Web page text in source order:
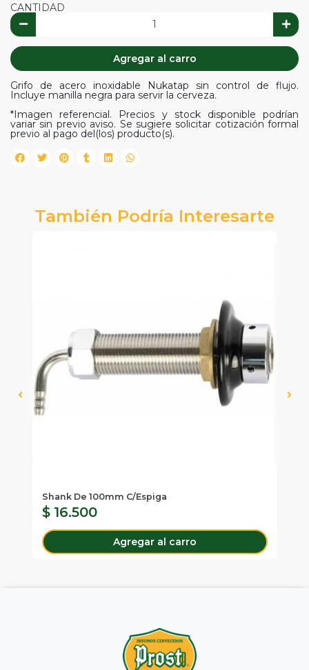
CANTIDAD
Agregar al carro
Grifo de acero inoxidable Nukatap sin control de flujo.
Incluye manilla negra para servir la cerveza.
*Imagen referencial. Precios y stock disponible podrían
variar sin previo aviso. Se sugiere solicitar cotización formal
previo al pago del(los) producto(s).
También Podría Interesarte
Shank De 100mm C/espiga
$ 16.500
Agregar al carro